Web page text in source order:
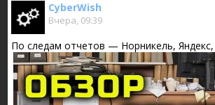
CyberWish
Вчера, 09:39
По следам отчетов — Норникель,